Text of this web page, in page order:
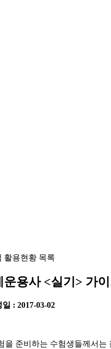
활용현황 목록
용사 <실기> 가
일 : 2017-03-02
을 준비하는 수험생들께서는